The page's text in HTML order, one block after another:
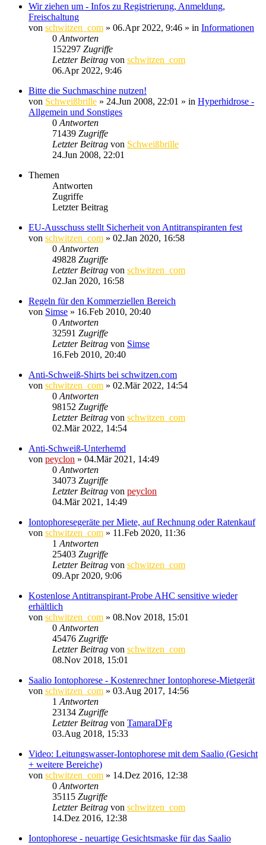
Wir ziehen um - Infos zu Registrierung, Anmeldung,
Freischaltung
von schwitzen_com » 06.Apr 2022, 9:46 » in Informationen
0 Antworten
152297 Zugriffe
Letzter Beitrag von schwitzen_com
06.Apr 2022, 9:46
Bitte die Suchmaschine nutzen!
von Schweißbrille » 24.Jun 2008, 22:01 » in Hyperhidrose -
Allgemein und Sonstiges
0 Antworten
71439 Zugriffe
Letzter Beitrag von Schweißbrille
24.Jun 2008, 22:01
Themen
Antworten
Zugriffe
Letzter Beitrag
EU-Ausschuss stellt Sicherheit von Antitranspiranten fest
von schwitzen_com » 02.Jan 2020, 16:58
0 Antworten
49828 Zugriffe
Letzter Beitrag von schwitzen_com
02.Jan 2020, 16:58
Regeln für den Kommerziellen Bereich
von Simse » 16.Feb 2010, 20:40
0 Antworten
32591 Zugriffe
Letzter Beitrag von Simse
16.Feb 2010, 20:40
Anti-Schweiß-Shirts bei schwitzen.com
von schwitzen_com » 02.Mär 2022, 14:54
0 Antworten
98152 Zugriffe
Letzter Beitrag von schwitzen_com
02.Mär 2022, 14:54
Anti-Schweiß-Unterhemd
von peyclon » 04.Mär 2021, 14:49
0 Antworten
34073 Zugriffe
Letzter Beitrag von peyclon
04.Mär 2021, 14:49
Iontophoresegeräte per Miete, auf Rechnung oder Ratenkauf
von schwitzen_com » 11.Feb 2020, 11:36
1 Antworten
25403 Zugriffe
Letzter Beitrag von schwitzen_com
09.Apr 2020, 9:06
Kostenlose Antitranspirant-Probe AHC sensitive wieder
erhältlich
von schwitzen_com » 08.Nov 2018, 15:01
0 Antworten
45476 Zugriffe
Letzter Beitrag von schwitzen_com
08.Nov 2018, 15:01
Saalio Iontophorese - Kostenrechner Iontophorese-Mietgerät
von schwitzen_com » 03.Aug 2017, 14:56
1 Antworten
23134 Zugriffe
Letzter Beitrag von TamaraDFg
03.Aug 2018, 15:33
Video: Leitungswasser-Iontophorese mit dem Saalio (Gesicht
+ weitere Bereiche)
von schwitzen_com » 14.Dez 2016, 12:38
0 Antworten
35115 Zugriffe
Letzter Beitrag von schwitzen_com
14.Dez 2016, 12:38
Iontophorese - neuartige Gesichtsmaske für das Saalio